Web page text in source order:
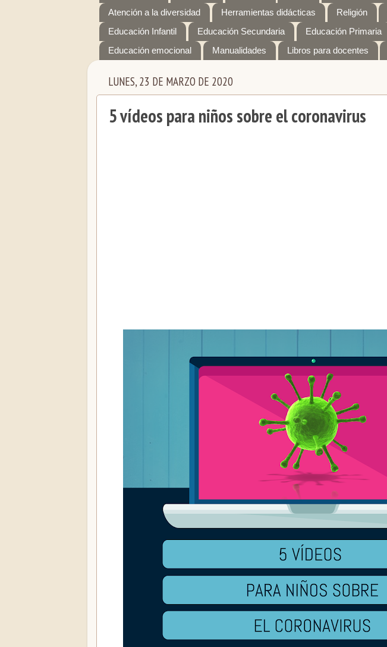
Atención a la diversidad
Herramientas didácticas Religión
Educación Infantil
Educación Secundaria Educación Primaria
Educación emocional
Manualidades Libros para docentes
LUNES, 23 DE MARZO DE 2020
5 vídeos para niños sobre el coronavirus